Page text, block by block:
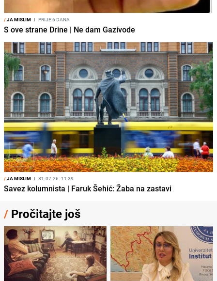
/JA MISLIM I PRIJE 6 DANA
S ove strane Drine | Ne dam Gazivode
/JA MISLIM I 31.07.26. 11:39
Savez kolumnista | Faruk Šehić: Žaba na zastavi
/ Pročitajte još